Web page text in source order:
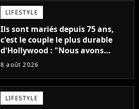
LIFESTYLE
Ils sont mariés depuis 75 ans,
c'est le couple le plus durable
d'Hollywood : "Nous avons
avancé jour après jour, et les
décennies"
8 août 2026
LIFESTYLE